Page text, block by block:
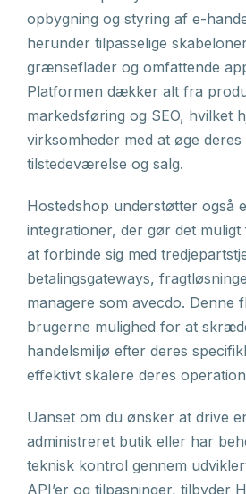
opbygning og styring af e-
herunder tilpasselige
grænseflader og omfattende
Platformen dækker alt fra
markedsføring og SEO, hvilket
virksomheder med at øge deres
tilstedeværelse og salg.
Hostedshop understøtter også
integrationer, der gør det
at forbinde sig med
betalingsgateways,
managere som avecdo. Denne
brugerne mulighed for at
handelsmiljø efter deres
effektivt skalere deres
Uanset om du ønsker at drive
administreret butik eller har
teknisk kontrol gennem
API’er og tilpasninger, tilbyder